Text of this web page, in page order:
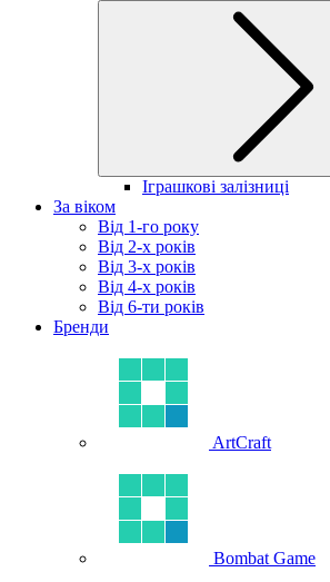
Іграшкові залізниці
За віком
Від 1-го року
Від 2-х років
Від 3-х років
Від 4-х років
Від 6-ти років
Бренди
ArtCraft
Bombat Game